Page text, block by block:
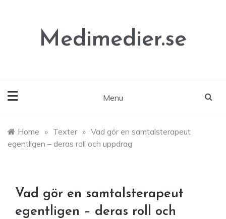
Medimedier.se
Menu
Home » Texter » Vad gör en samtalsterapeut
egentligen – deras roll och uppdrag
Vad gör en samtalsterapeut
egentligen – deras roll och